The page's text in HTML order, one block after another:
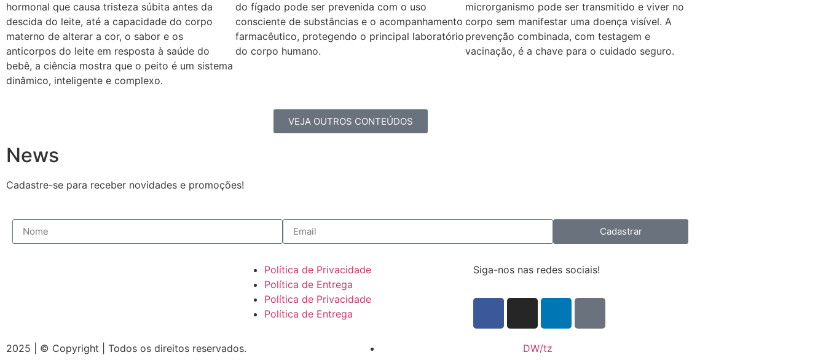
hormonal que causa tristeza súbita antes da
descida do leite, até a capacidade do corpo
materno de alterar a cor, o sabor e os
anticorpos do leite em resposta à saúde do
bebê, a ciência mostra que o peito é um sistema
dinâmico, inteligente e complexo.
do fígado pode ser prevenida com o uso
consciente de substâncias e o acompanhamento
farmacêutico, protegendo o principal laboratório
do corpo humano.
microrganismo pode ser transmitido e viver no
corpo sem manifestar uma doença visível. A
prevenção combinada, com testagem e
vacinação, é a chave para o cuidado seguro.
VEJA OUTROS CONTEÚDOS
News
Cadastre-se para receber novidades e promoções!
Cadastrar
Política de Privacidade
Política de Entrega
Política de Privacidade
Política de Entrega
Siga-nos nas redes sociais!
2025 | © Copyright | Todos os direitos reservados. DW/tz